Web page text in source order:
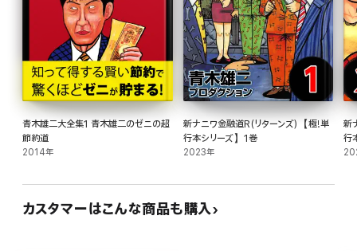
簡単な融資のはずだったのだが、思わぬ事件が灰原に襲いかかる!
『青木雄二物語』
作者・青木雄二氏の半生を描いた物語。破天荒な日常や自身が漫画家になるまで
の道のりや夫人との出会い、関係者の証言をベースに青木雄二氏の人物像を浮か
び上がらせたノンフィクションコミック。
本巻収録:
青木雄二大全集1 青木雄二のゼニの超
節約道
2014年
新ナニワ金融道R(リターンズ)【極!単
行本シリーズ】1巻
2023年
新
行
カスタマーはこんな商品も購入